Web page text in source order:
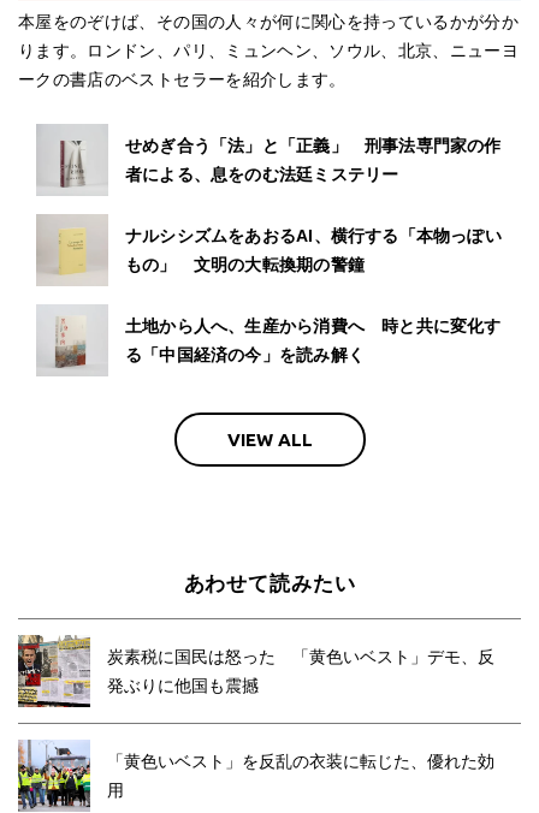
本屋をのぞけば、その国の人々が何に関心を持っているかが分か
ります。ロンドン、パリ、ミュンヘン、ソウル、北京、ニューヨ
ークの書店のベストセラーを紹介します。
せめぎ合う「法」と「正義」 刑事法専門家の作
者による、息をのむ法廷ミステリー
ナルシシズムをあおるAI、横行する「本物っぽい
もの」 文明の大転換期の警鐘
土地から人へ、生産から消費へ 時と共に変化す
る「中国経済の今」を読み解く
VIEW ALL
あわせて読みたい
炭素税に国民は怒った 「黄色いベスト」デモ、反
発ぶりに他国も震撼
「黄色いベスト」を反乱の衣装に転じた、優れた効
用